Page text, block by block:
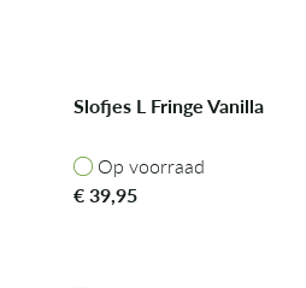
Slofjes L Fringe Vanilla
Op voorraad
Op voorraad
€39,95